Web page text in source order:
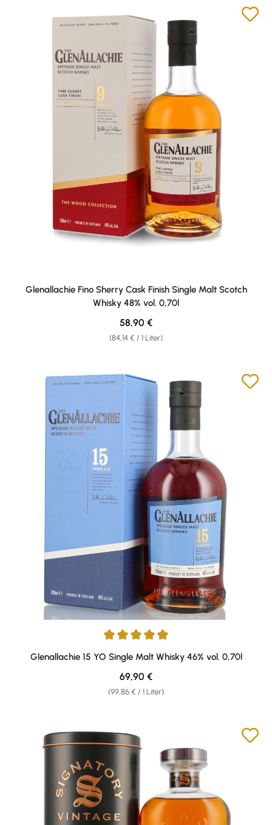
Glenallachie Fino Sherry Cask Finish Single Malt Scotch
Whisky 48% vol. 0,70l
(84,14 € / 1 Liter)
Regulärer Preis:
58,90 €
Durchschnittliche Bewertung von 4.9 von 5 Sternen
Glenallachie 15 YO Single Malt Whisky 46% vol. 0,70l
(99,86 € / 1 Liter)
Regulärer Preis:
69,90 €